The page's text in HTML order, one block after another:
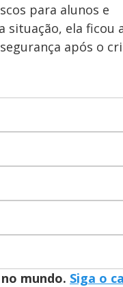
para alunos e
situação, ela ficou
após o
mundo. Siga o